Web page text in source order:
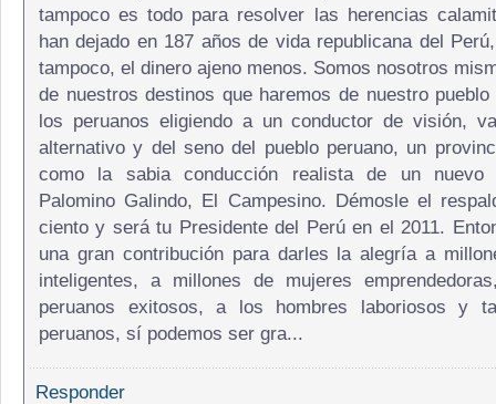
tampoco es todo para resolver las herencias
han dejado en 187 años de vida republicana del
tampoco, el dinero ajeno menos. Somos nosotros
de nuestros destinos que haremos de nuestro
los peruanos eligiendo a un conductor de visión,
alternativo y del seno del pueblo peruano, un
como la sabia conducción realista de un nuevo
Palomino Galindo, El Campesino. Démosle el
ciento y será tu Presidente del Perú en el 2011.
una gran contribución para darles la alegría a
inteligentes, a millones de mujeres
peruanos exitosos, a los hombres laboriosos y
peruanos, sí podemos ser gra...
Responder